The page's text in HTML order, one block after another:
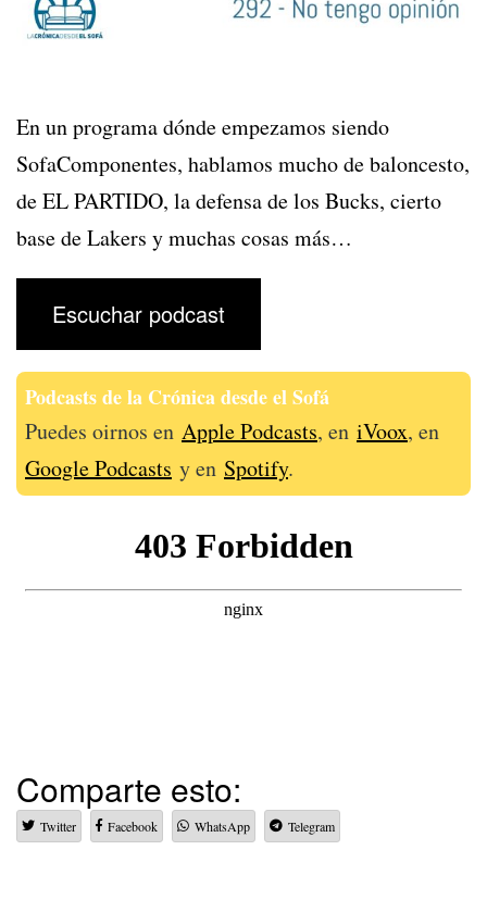
En un programa dónde empezamos siendo
SofaComponentes, hablamos mucho de baloncesto,
de EL PARTIDO, la defensa de los Bucks, cierto
base de Lakers y muchas cosas más…
Escuchar podcast
Podcasts de la Crónica desde el Sofá
Puedes oirnos en Apple Podcasts, en iVoox, en
Google Podcasts y en Spotify.
Comparte esto:
Twitter Facebook WhatsApp Telegram